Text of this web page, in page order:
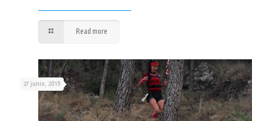
Read more
27 junio, 2019